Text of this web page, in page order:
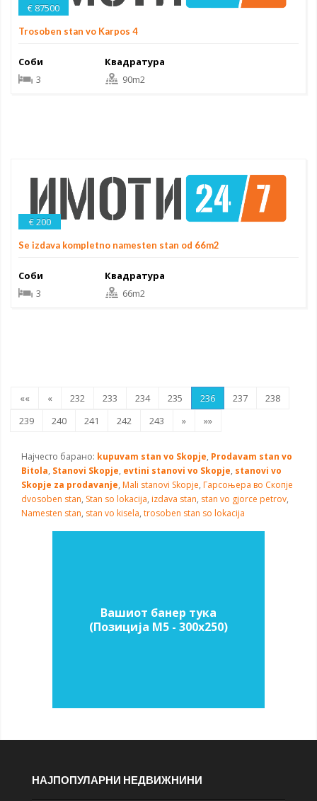
€ 87500
Trosoben stan vo Karpos 4
Соби
3
Квадратура
90m2
€ 200
Se izdava kompletno namesten stan od 66m2
Соби
3
Квадратура
66m2
«« « 232 233 234 235 236 237
238
239
240 241 242 243 » »»
Најчесто барано: kupuvam stan vo Skopje, Prodavam stan vo
Bitola, Stanovi Skopje, evtini stanovi vo Skopje, stanovi vo
Skopje za prodavanje, Mali stanovi Skopje, Гарсоњера во Скопје
dvosoben stan, Stan so lokacija, izdava stan, stan vo gjorce petrov,
Namesten stan, stan vo kisela, trosoben stan so lokacija
Вашиот банер тука
(Позиција M5 - 300х250)
НАЈПОПУЛАРНИ НЕДВИЖНИНИ